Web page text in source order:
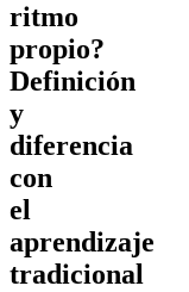
ritmo
propio?
Definición
y
diferencia
con
el
aprendizaje
tradicional